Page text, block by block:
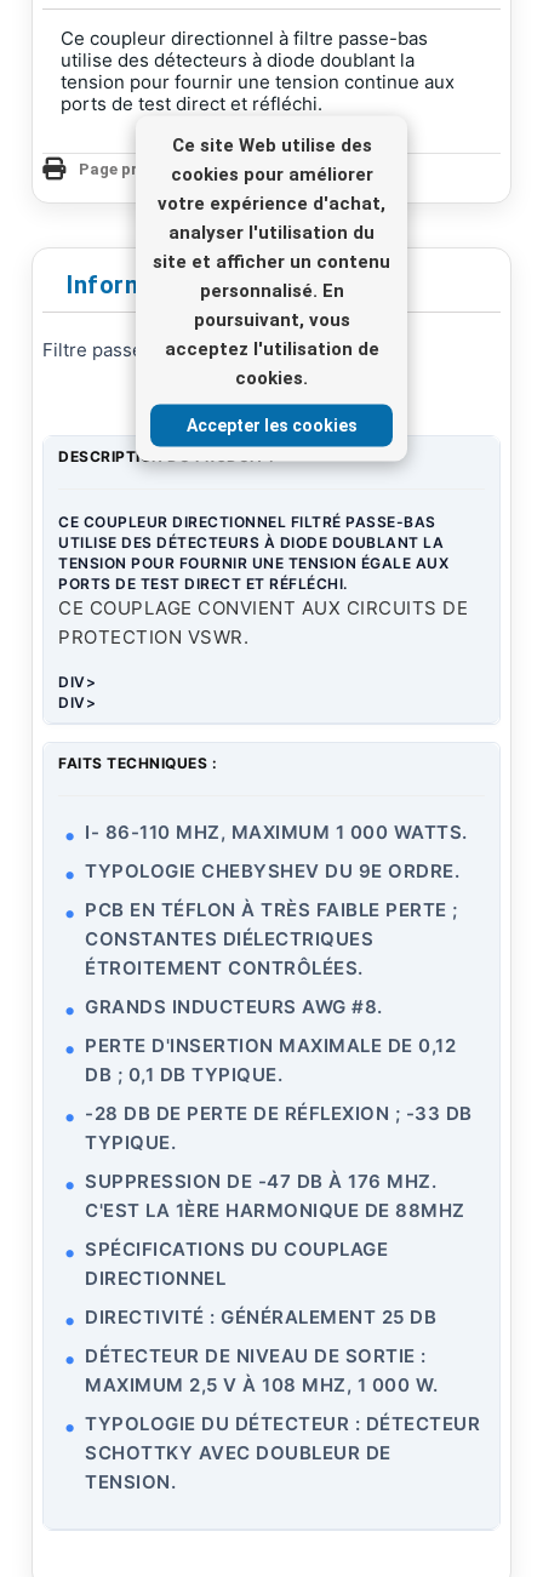
Ce site Web utilise des
cookies pour améliorer
votre expérience d'achat,
analyser l'utilisation du
site et afficher un contenu
personnalisé. En
poursuivant, vous
acceptez l'utilisation de
cookies.
Accepter les cookies
Ce coupleur directionnel à filtre passe-bas
utilise des détecteurs à diode doublant la
tension pour fournir une tension continue aux
ports de test direct et réfléchi.
Page produit Imprimer
Informations Sur Le Produit
Filtre passe-bas DR 1 000 W avec SWR
DESCRIPTION DU PRODUIT :
CE COUPLEUR DIRECTIONNEL FILTRÉ PASSE-BAS
UTILISE DES DÉTECTEURS À DIODE DOUBLANT LA
TENSION POUR FOURNIR UNE TENSION ÉGALE AUX
PORTS DE TEST DIRECT ET RÉFLÉCHI.
CE COUPLAGE CONVIENT AUX CIRCUITS DE
PROTECTION VSWR.
DIV>
DIV>
FAITS TECHNIQUES :
I- 86-110 MHZ, MAXIMUM 1 000 WATTS.
TYPOLOGIE CHEBYSHEV DU 9E ORDRE.
PCB EN TÉFLON À TRÈS FAIBLE PERTE ;
CONSTANTES DIÉLECTRIQUES
ÉTROITEMENT CONTRÔLÉES.
GRANDS INDUCTEURS AWG #8.
PERTE D'INSERTION MAXIMALE DE 0,12
DB ; 0,1 DB TYPIQUE.
-28 DB DE PERTE DE RÉFLEXION ; -33 DB
TYPIQUE.
SUPPRESSION DE -47 DB À 176 MHZ.
C'EST LA 1ÈRE HARMONIQUE DE 88MHZ
SPÉCIFICATIONS DU COUPLAGE
DIRECTIONNEL
DIRECTIVITÉ : GÉNÉRALEMENT 25 DB
DÉTECTEUR DE NIVEAU DE SORTIE :
MAXIMUM 2,5 V À 108 MHZ, 1 000 W.
TYPOLOGIE DU DÉTECTEUR : DÉTECTEUR
SCHOTTKY AVEC DOUBLEUR DE
TENSION.